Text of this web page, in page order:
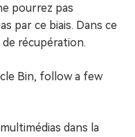
pourrez pas
par ce biais. Dans ce
récupération.
Bin, follow a few
dans la